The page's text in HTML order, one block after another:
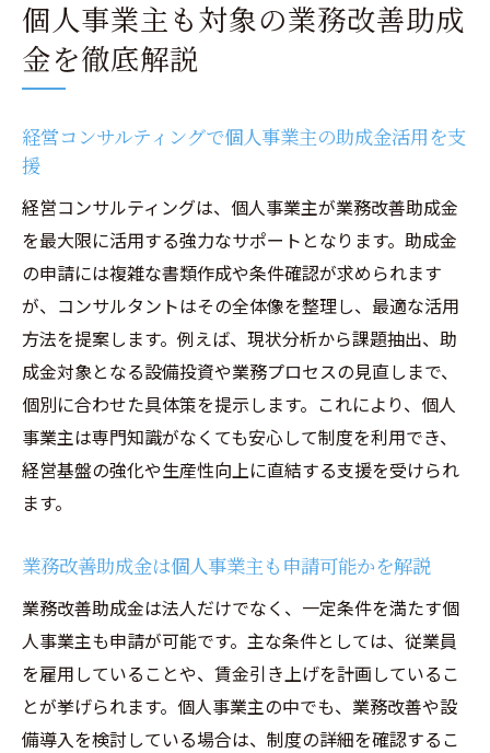
個人事業主も対象の業務改善助成
金を徹底解説
経営コンサルティングで個人事業主の助成金活用を支
援
経営コンサルティングは、個人事業主が業務改善助成金
を最大限に活用する強力なサポートとなります。助成金
の申請には複雑な書類作成や条件確認が求められます
が、コンサルタントはその全体像を整理し、最適な活用
方法を提案します。例えば、現状分析から課題抽出、助
成金対象となる設備投資や業務プロセスの見直しまで、
個別に合わせた具体策を提示します。これにより、個人
事業主は専門知識がなくても安心して制度を利用でき、
経営基盤の強化や生産性向上に直結する支援を受けられ
ます。
業務改善助成金は個人事業主も申請可能かを解説
業務改善助成金は法人だけでなく、一定条件を満たす個
人事業主も申請が可能です。主な条件としては、従業員
を雇用していることや、賃金引き上げを計画しているこ
とが挙げられます。個人事業主の中でも、業務改善や設
備導入を検討している場合は、制度の詳細を確認するこ